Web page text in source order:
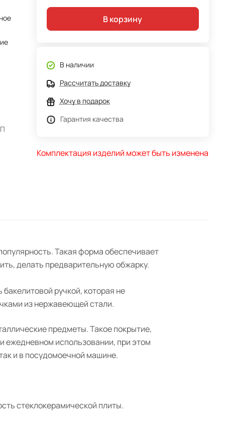
В корзину
В наличии
Рассчитать доставку
Хочу в подарок
Гарантия качества
Комплектация изделий может быть изменена
Такая форма обеспечивает
делать предварительную обжарку.
ручкой, которая не
из нержавеющей стали.
предметы. Такое покрытие,
ежедневном использовании, при этом
и в посудомоечной машине.
стеклокерамической плиты.